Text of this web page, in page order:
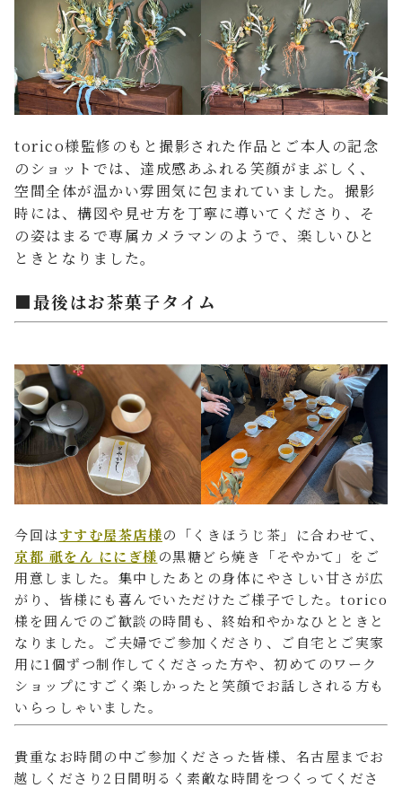
torico様監修のもと撮影された作品とご本人の記念
のショットでは、達成感あふれる笑顔がまぶしく、
空間全体が温かい雰囲気に包まれていました。撮影
時には、構図や見せ方を丁寧に導いてくださり、そ
の姿はまるで専属カメラマンのようで、楽しいひと
ときとなりました。
■最後はお茶菓子タイム
今回はすすむ屋茶店様の「くきほうじ茶」に合わせて、
京都 祇をん ににぎ様の黒糖どら焼き「そやかて」をご
用意しました。集中したあとの身体にやさしい甘さが広
がり、皆様にも喜んでいただけたご様子でした。torico
様を囲んでのご歓談の時間も、終始和やかなひとときと
なりました。ご夫婦でご参加くださり、ご自宅とご実家
用に1個ずつ制作してくださった方や、初めてのワーク
ショップにすごく楽しかったと笑顔でお話しされる方も
いらっしゃいました。
貴重なお時間の中ご参加くださった皆様、名古屋までお
越しくださり2日間明るく素敵な時間をつくってくださ